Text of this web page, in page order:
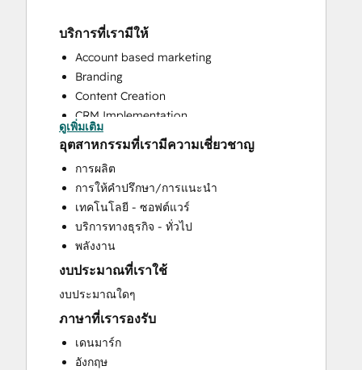
บริการที่เรามีให้
Account based marketing
Branding
Content Creation
CRM Implementation
Email Marketing
Full Inbound Marketing Services
HubSpot Onboarding
Knowledge Base Development
Paid Advertising
Public Relations
Sales and Marketing Alignment
Sales Enablement
Social Media
Website Design
Website Development
ดูเพิ่มเติม
อุตสาหกรรมที่เรามีความเชี่ยวชาญ
การผลิต
การให้คำปรึกษา/การแนะนำ
เทคโนโลยี - ซอฟต์แวร์
บริการทางธุรกิจ - ทั่วไป
พลังงาน
งบประมาณที่เราใช้
งบประมาณใดๆ
ภาษาที่เรารองรับ
เดนมาร์ก
อังกฤษ